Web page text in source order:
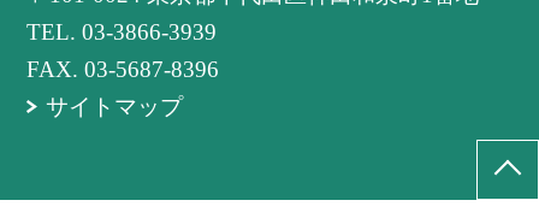
TEL.03-3866-3939
FAX. 03-5687-8396
サイトマップ